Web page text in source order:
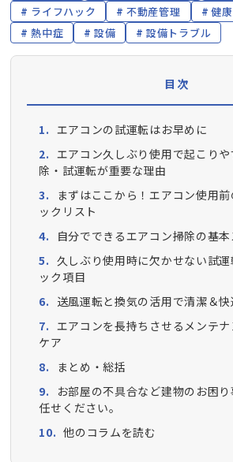
ライフハック
不動産管理 健康
熱中症
設備 設備トラブル
目次
エアコンの試運転はお早めに
エアコン久しぶり使用で起こり
除・試運転が重要な理由
まずはここから！エアコン使用
ックリスト
自分でできるエアコン掃除の基
久しぶり使用時に欠かせない試
ック項目
送風運転と換気の活用で清潔＆
エアコンを長持ちさせるメンテ
ケア
まとめ・総括
お部屋の不具合など建物のお困
任せください。
他のコラムを読む